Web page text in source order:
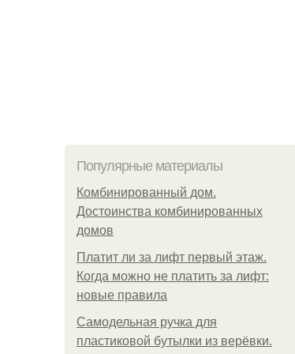
Популярные материалы
Комбинированный дом.
Достоинства комбинированных
домов
Платит ли за лифт первый этаж.
Когда можно не платить за лифт:
новые правила
Самодельная ручка для
пластиковой бутылки из верёвки.